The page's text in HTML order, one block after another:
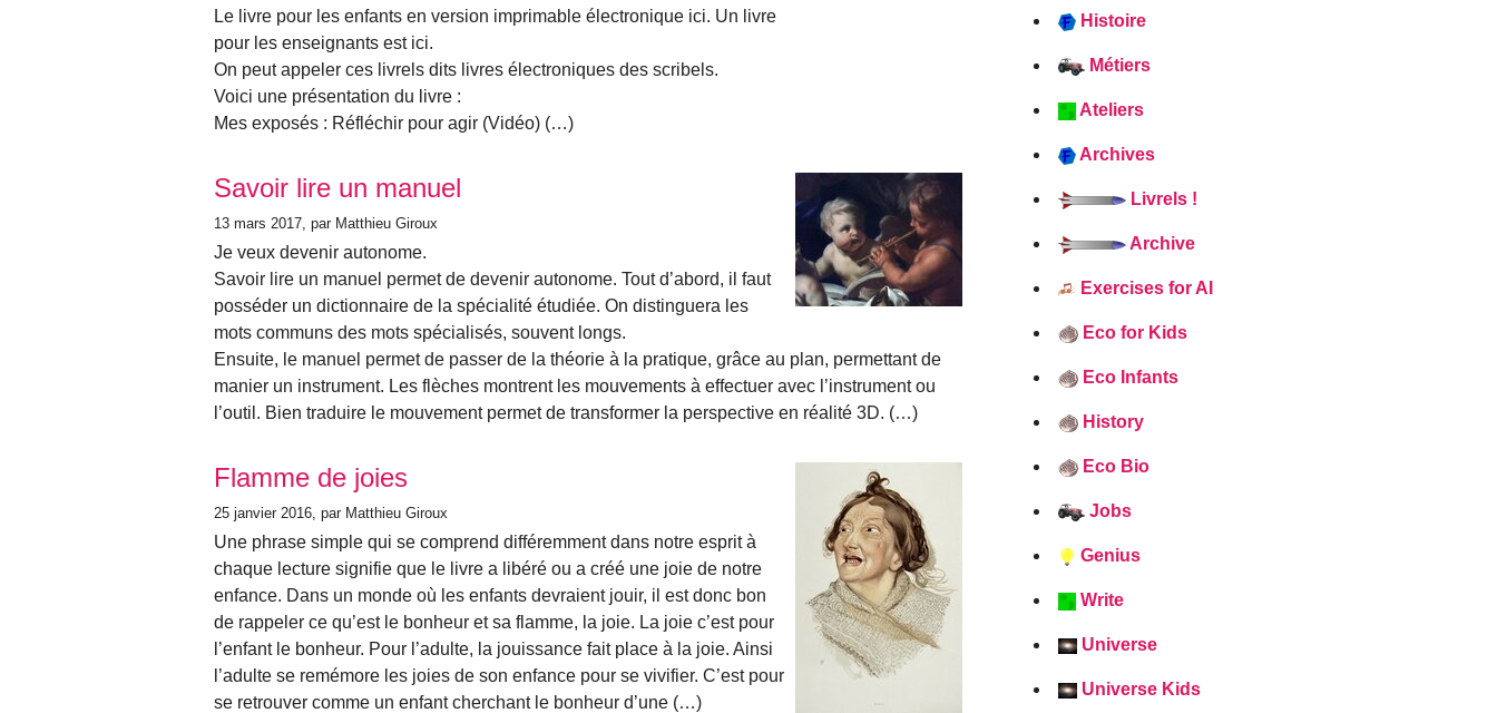
Le livre pour les enfants en version imprimable électronique ici. Un livre
pour les enseignants est ici.
On peut appeler ces livrels dits livres électroniques des scribels.
Voici une présentation du livre :
Mes exposés : Réfléchir pour agir (Vidéo) (…)
Savoir lire un manuel
13 mars 2017 , par Matthieu Giroux
Je veux devenir autonome.
Savoir lire un manuel permet de devenir autonome. Tout d’abord, il faut
posséder un dictionnaire de la spécialité étudiée. On distinguera les
mots communs des mots spécialisés, souvent longs.
Ensuite, le manuel permet de passer de la théorie à la pratique, grâce au plan, permettant de
manier un instrument. Les flèches montrent les mouvements à effectuer avec l’instrument ou
l’outil. Bien traduire le mouvement permet de transformer la perspective en réalité 3D. (…)
Flamme de joies
25 janvier 2016 , par Matthieu Giroux
Une phrase simple qui se comprend différemment dans notre esprit à
chaque lecture signifie que le livre a libéré ou a créé une joie de notre
enfance. Dans un monde où les enfants devraient jouir, il est donc bon
de rappeler ce qu’est le bonheur et sa flamme, la joie. La joie c’est pour
l’enfant le bonheur. Pour l’adulte, la jouissance fait place à la joie. Ainsi
l’adulte se remémore les joies de son enfance pour se vivifier. C’est pour
se retrouver comme un enfant cherchant le bonheur d’une (…)
Histoire
Métiers
Ateliers
Archives
Livrels !
Archive
Exercises for AI
Eco for Kids
Eco Infants
History
Eco Bio
Jobs
Genius
Write
Universe
Universe Kids